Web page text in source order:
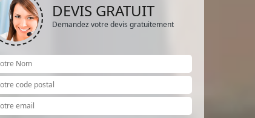
DEVIS GRATUIT
Demandez votre devis gratuitement